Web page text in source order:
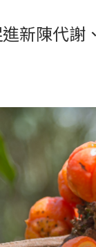
新陳代謝